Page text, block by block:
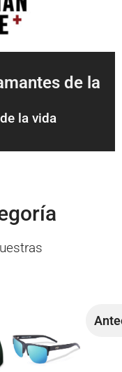
de la
la vida